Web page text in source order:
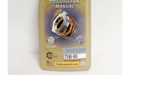
VISZKOZITÁSOK
SPECIÁLIS
AJÁNLATOK